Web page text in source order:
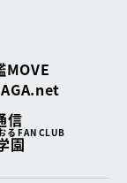
MOVE
信
る FAN CLUB
園